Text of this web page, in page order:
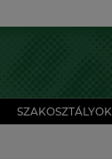
SZAKOSZTÁLYOK